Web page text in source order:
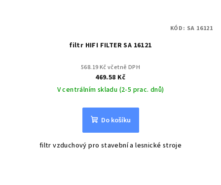
filtr HIFI FILTER SA 16121
568.19 Kč včetně DPH
469.58 Kč
V centrálním skladu (2-5 prac. dnů)
Do košíku
filtr vzduchový pro stavební a lesnické stroje
KÓD: SA 16121